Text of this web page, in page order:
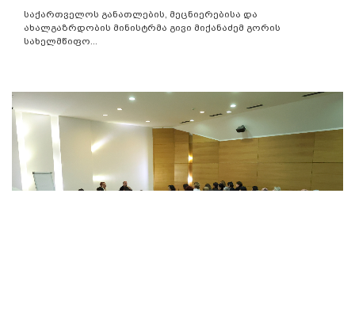
საქართველოს განათლების, მეცნიერებისა და
ახალგაზრდობის მინისტრმა გივი მიქანაძემ გორის
სახელმწიფო...